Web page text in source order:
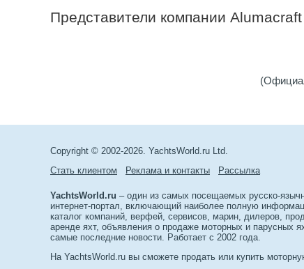
Представители компании Alumacraft
Copyright © 2002-2026. YachtsWorld.ru Ltd.
Стать клиентом
Реклама и контакты Рассылка
YachtsWorld.ru – один из самых посещаемых русско-
интернет-портал, включающий наиболее полную
каталог компаний, верфей, сервисов, марин, дилеров,
аренде яхт, объявления о продаже моторных и парусных
самые последние новости. Работает с 2002 года.
На YachtsWorld.ru вы сможете продать или купить